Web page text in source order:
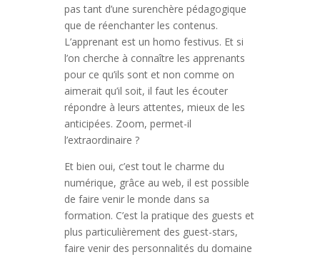
pas tant d’une surenchère pédagogique
que de réenchanter les contenus.
L’apprenant est un homo festivus. Et si
l’on cherche à connaître les apprenants
pour ce qu’ils sont et non comme on
aimerait qu’il soit, il faut les écouter
répondre à leurs attentes, mieux de les
anticipées. Zoom, permet-il
l’extraordinaire ?
Et bien oui, c’est tout le charme du
numérique, grâce au web, il est possible
de faire venir le monde dans sa
formation. C’est la pratique des guests et
plus particulièrement des guest-stars,
faire venir des personnalités du domaine